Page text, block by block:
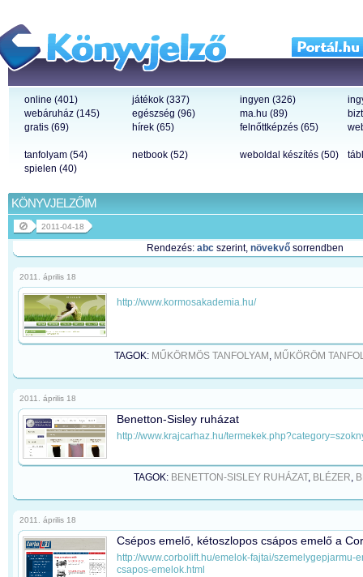
online (401) játékok (337) ingyen (326)
webáruház (145)
egészség (96) ma.hu (89)
gratis (69)
hírek (65) felnőttképzés (65)
tanfolyam (54) netbook (52) weboldal készítés (50)
spielen (40)
KÖNYVJELZŐIM
2011-04-18
Rendezés: abcszerint, növekvősorrendben
2011. április 18
http://www.kormosakademia.hu/
TAGOK: MŰKÖRMÖS TANFOLYAM , MŰKÖRÖM
2011. április 18
Benetton-Sisley ruházat
http://www.krajcarhaz.hu/
TAGOK: BENETTON-SISLEY RUHÁZAT, BLÉZER,
2011. április 18
Csépos emelő, kétoszlopos csápos emelő a
http://www.corbolift.hu/emelok-fajtai/szemelygepjarmu-
csapos-emelok.html